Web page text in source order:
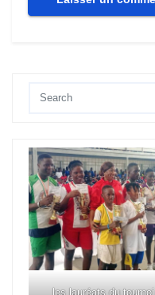
les lauréats du tournoi